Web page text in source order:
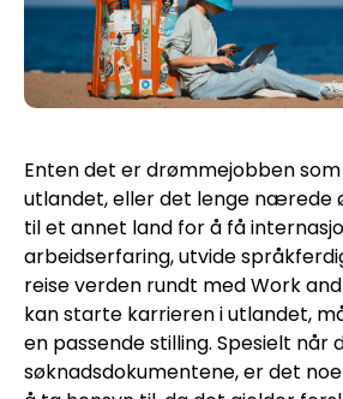
Enten det er drømmejobben
utlandet, eller det lenge nærede
til et annet land for å få
arbeidserfaring, utvide
reise verden rundt med Work
kan starte karrieren i utlandet,
en passende stilling. Spesielt når
søknadsdokumentene, er det